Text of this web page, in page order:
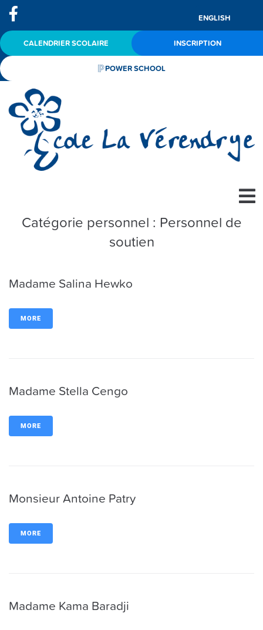
ENGLISH
CALENDRIER SCOLAIRE INSCRIPTION
POWER SCHOOL
Catégorie personnel : Personnel de
soutien
Madame Salina Hewko
MORE
Madame Stella Cengo
MORE
Monsieur Antoine Patry
MORE
Madame Kama Baradji